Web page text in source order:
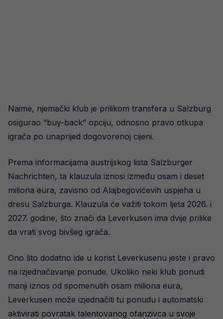
Naime, njemački klub je prilikom transfera u Salzburg
osigurao “buy-back” opciju, odnosno pravo otkupa
igrača po unaprijed dogovorenoj cijeni.
Prema informacijama austrijskog lista Salzburger
Nachrichten, ta klauzula iznosi između osam i deset
miliona eura, zavisno od Alajbegovićevih uspjeha u
dresu Salzburga. Klauzula će važiti tokom ljeta 2026. i
2027. godine, što znači da Leverkusen ima dvije prilike
da vrati svog bivšeg igrača.
Ono što dodatno ide u korist Leverkusenu jeste i pravo
na izjednačavanje ponude. Ukoliko neki klub ponudi
manji iznos od spomenutih osam miliona eura,
Leverkusen može izjednačiti tu ponudu i automatski
aktivirati povratak talentovanog ofanzivca u svoje